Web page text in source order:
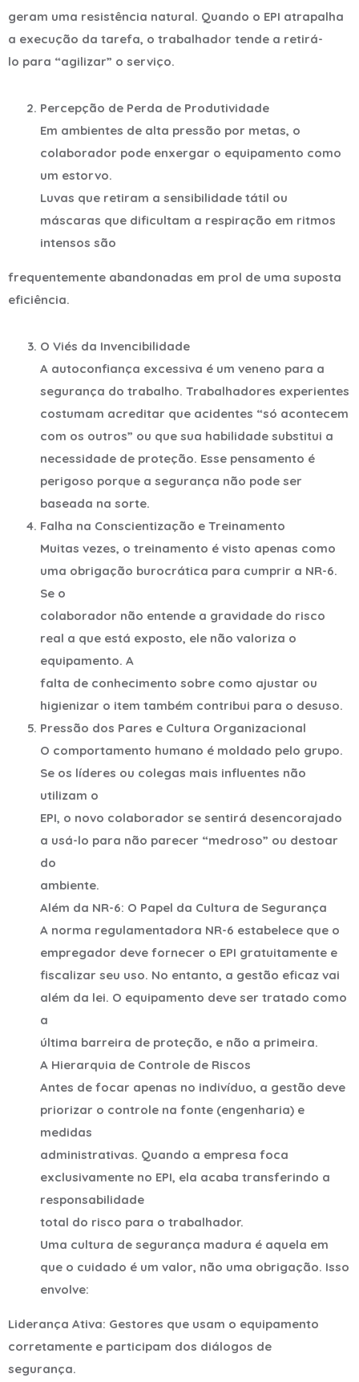
geram uma resistência natural. Quando o EPI atrapalha
a execução da tarefa, o trabalhador tende a retirá-
lo para “agilizar” o serviço.
Percepção de Perda de Produtividade
Em ambientes de alta pressão por metas, o
colaborador pode enxergar o equipamento como
um estorvo.
Luvas que retiram a sensibilidade tátil ou
máscaras que dificultam a respiração em ritmos
intensos são
frequentemente abandonadas em prol de uma suposta
eficiência.
O Viés da Invencibilidade
A autoconfiança excessiva é um veneno para a
segurança do trabalho. Trabalhadores experientes
costumam acreditar que acidentes “só acontecem
com os outros” ou que sua habilidade substitui a
necessidade de proteção. Esse pensamento é
perigoso porque a segurança não pode ser
baseada na sorte.
Falha na Conscientização e Treinamento
Muitas vezes, o treinamento é visto apenas como
uma obrigação burocrática para cumprir a NR-6.
Se o
colaborador não entende a gravidade do risco
real a que está exposto, ele não valoriza o
equipamento. A
falta de conhecimento sobre como ajustar ou
higienizar o item também contribui para o desuso.
Pressão dos Pares e Cultura Organizacional
O comportamento humano é moldado pelo grupo.
Se os líderes ou colegas mais influentes não
utilizam o
EPI, o novo colaborador se sentirá desencorajado
a usá-lo para não parecer “medroso” ou destoar
do
ambiente.
Além da NR-6: O Papel da Cultura de Segurança
A norma regulamentadora NR-6 estabelece que o
empregador deve fornecer o EPI gratuitamente e
fiscalizar seu uso. No entanto, a gestão eficaz vai
além da lei. O equipamento deve ser tratado como
a
última barreira de proteção, e não a primeira.
A Hierarquia de Controle de Riscos
Antes de focar apenas no indivíduo, a gestão deve
priorizar o controle na fonte (engenharia) e
medidas
administrativas. Quando a empresa foca
exclusivamente no EPI, ela acaba transferindo a
responsabilidade
total do risco para o trabalhador.
Uma cultura de segurança madura é aquela em
que o cuidado é um valor, não uma obrigação. Isso
envolve:
Liderança Ativa: Gestores que usam o equipamento
corretamente e participam dos diálogos de
segurança.